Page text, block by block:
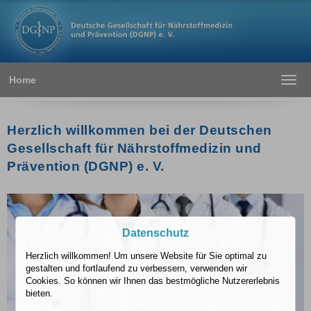
Home
Herzlich willkommen bei der Deutschen
Gesellschaft für Nährstoffmedizin und
Prävention (DGNP) e. V.
Datenschutz
Herzlich willkommen! Um unsere Website für Sie optimal zu
gestalten und fortlaufend zu verbessern, verwenden wir
Cookies. So können wir Ihnen das bestmögliche Nutzererlebnis
bieten.